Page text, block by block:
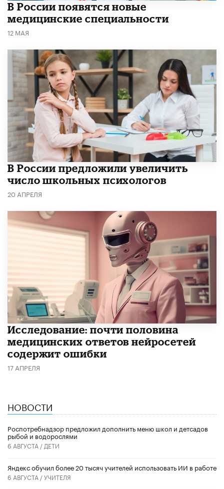
В России появятся новые
медицинские специальности
12 МАЯ
В России предложили увеличить
число школьных психологов
20 АПРЕЛЯ
Исследование: почти половина
медицинских ответов нейросетей
содержит ошибки
17 АПРЕЛЯ
НОВОСТИ
Роспотребнадзор предложил дополнить меню школ и детсадов
рыбой и водорослями
6 АВГУСТА / ДЕТИ
​Яндекс обучил более 20 тысяч учителей использовать ИИ в работе
6 АВГУСТА /УЧИТЕЛЯ